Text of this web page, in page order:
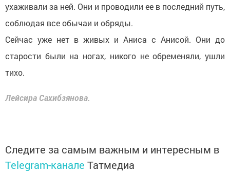
ухаживали за ней. Они и проводили ее в последний путь,
соблюдая все обычаи и обряды.
Сейчас уже нет в живых и Аниса с Анисой. Они до
старости были на ногах, никого не обременяли, ушли
тихо.
Лейсира Сахибзянова.
Следите за самым важным и интересным в
Telegram-канале Татмедиа